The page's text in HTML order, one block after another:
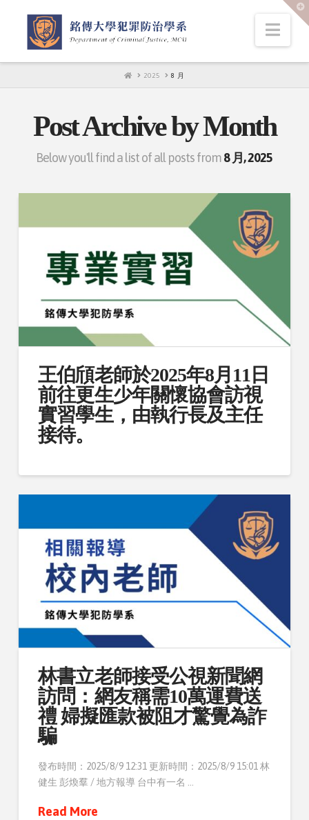
HOME
2025 8 月
Post Archive by Month
Below you'll find a list of all posts from8 月, 2025
王伯頎老師於2025年8月11日
前往更生少年關懷協會訪視
實習學生，由執行長及主任
接待。
林書立老師接受公視新聞網
訪問：網友稱需10萬運費送
禮 婦擬匯款被阻才驚覺為詐
騙
發布時間：2025/8/9 12:31 更新時間：2025/8/9 15:01 林
健生 彭煥羣 / 地方報導 台中有一名 …
Read More